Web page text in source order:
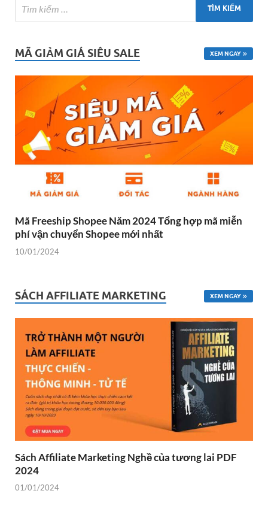
MÃ GIẢM GIÁ SIÊU SALE XEM NGAY
Mã Freeship Shopee Năm 2024 Tổng hợp mã miễn
phí vận chuyển Shopee mới nhất
10/01/2024
SÁCH AFFILIATE MARKETING XEM NGAY
Sách Affiliate Marketing Nghề của tương lai PDF
2024
01/01/2024